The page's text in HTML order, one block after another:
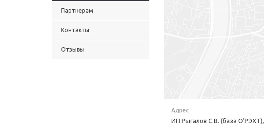
Партнерам
Контакты
Отзывы
Адрес
ИП Рыгалов С.В. (база О’РЭХТ),